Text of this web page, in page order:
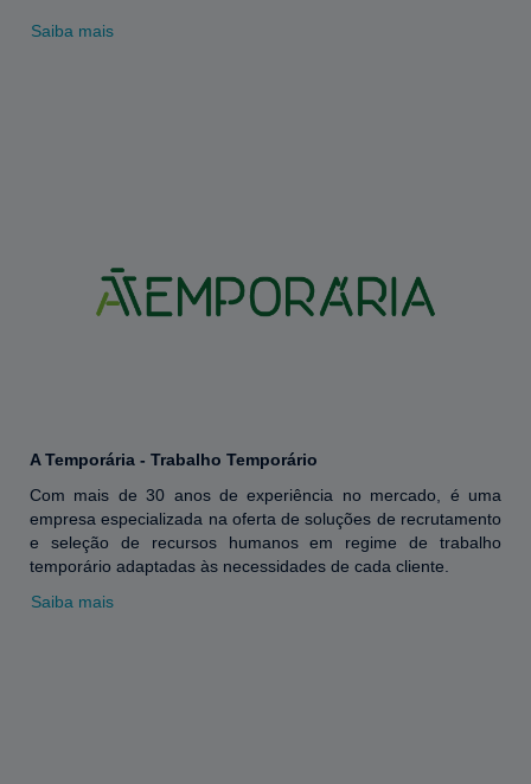
Saiba mais
A Temporária - Trabalho Temporário
Com mais de 30 anos de experiência no mercado, é uma
empresa especializada na oferta de soluções de recrutamento
e seleção de recursos humanos em regime de trabalho
temporário adaptadas às necessidades de cada cliente.
Saiba mais